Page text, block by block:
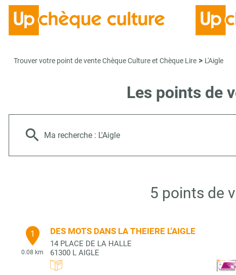
Trouver votre point de vente Chèque Culture et Chèque Lire > L'Aigle
Les points de
Ma recherche : L'Aigle
5 points de
1
0.08 km
DES MOTS DANS LA THEIERE L'AIGLE
14 PLACE DE LA HALLE
61300 L AIGLE